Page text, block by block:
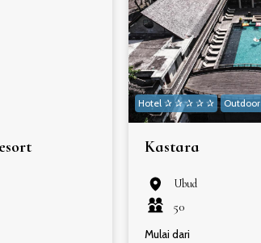
Hotel ✰ ✰ ✰ ✰ ✰ Outdoor
Kastara
Ubud
50
Mulai dari